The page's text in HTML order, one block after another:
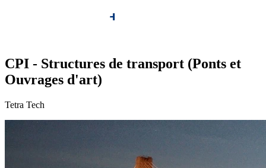
CPI - Structures de transport (Ponts et
Ouvrages d'art)
Tetra Tech